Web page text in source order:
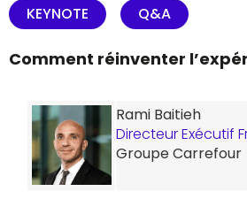
KEYNOTE Q&A
Comment réinventer
Rami Baitieh
Directeur Exécutif
Groupe Carrefour